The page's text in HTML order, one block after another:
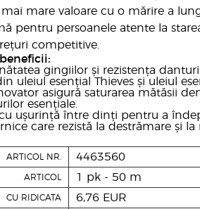
mai mare valoare cu o mărire a
pentru persoanele atente la
competitive.
gingiilor și rezistența
uleiul esențial Thieves și uleiul
asigură saturarea mătăsii
esențiale.
ușurință între dinți pentru a
care rezistă la destrămare și la
ARTICOL NR. 4463560
ARTICOL 1 pk - 50 m
CU RIDICATA 6,76 EUR